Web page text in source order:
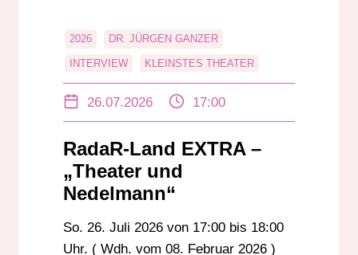
2026 DR. JÜRGEN GANZER
INTERVIEW KLEINSTES THEATER
OLIVER NEDELMANN
ROLAND LENZ THEATER
26.07.2026 17:00
RadaR-Land EXTRA –
„Theater und
Nedelmann“
So. 26. Juli 2026 von 17:00 bis 18:00
Uhr. ( Wdh. vom 08. Februar 2026 )